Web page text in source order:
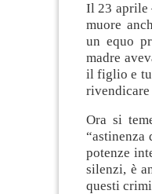
Il 23 aprile
muore
un equo
madre
il figlio e
rivendicare
Ora si
“astinenza
potenze
silenzi, è
questi